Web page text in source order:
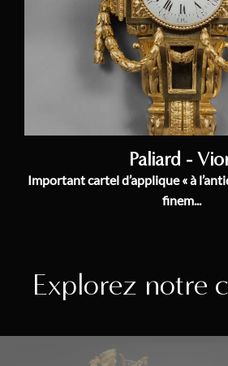
Paliard -
Important cartel d’applique « à
finem...
Explorez notre